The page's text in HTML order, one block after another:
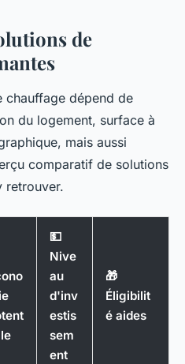
de
chauffage dépend de
du logement, surface à
mais aussi
comparatif de solutions
retrouver.
💵
Nive
au
d'inv
estis
sem
ent
🎁
Éligibilit
é aides